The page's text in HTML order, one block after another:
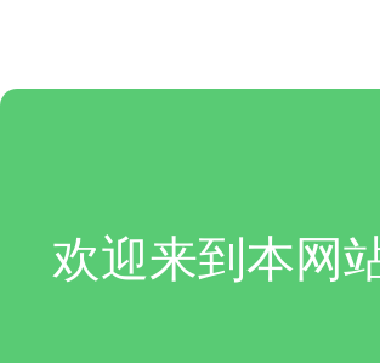
欢迎来到本网